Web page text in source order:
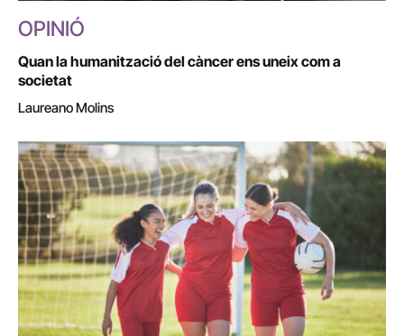
OPINIÓ
Quan la humanització del càncer ens uneix com a
societat
Laureano Molins